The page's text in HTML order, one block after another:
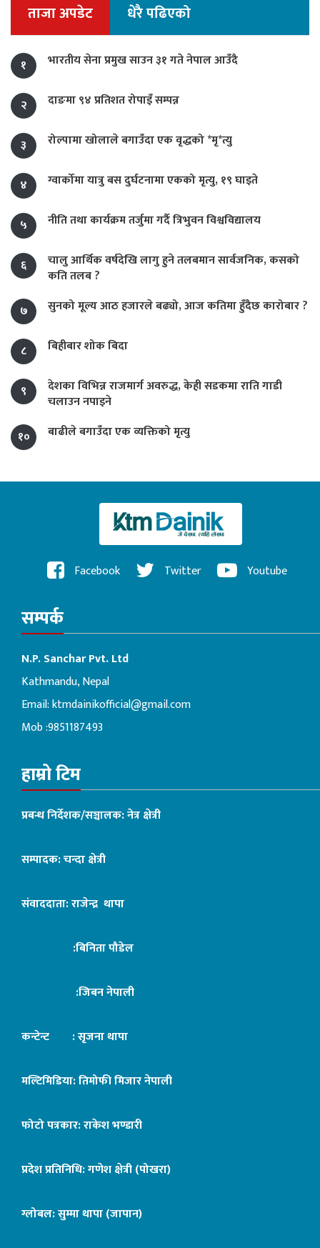
ताजा अपडेट धेरै पढिएको
१ भारतीय सेना प्रमुख साउन ३१ गते नेपाल आउँदै
२ दाङमा ९४ प्रतिशत रोपाइँ सम्पन्न
३ रोल्पामा खोलाले बगाउँदा एक वृद्धको *मृ*त्यु
४ ग्वार्कोमा यात्रु बस दुर्घटनामा एकको मृत्यु, १९ घाइते
५ नीति तथा कार्यक्रम तर्जुमा गर्दै त्रिभुवन विश्वविद्यालय
६
चालु आर्थिक वर्षदेखि लागु हुने तलबमान सार्वजनिक, कसको
कति तलब ?
७
सुनको मूल्य आठ हजारले बढ्यो, आज कतिमा हुँदैछ कारोबार ?
८ बिहीबार शोक बिदा
९
देशका विभिन्न राजमार्ग अवरुद्ध, केही सडकमा राति गाडी
चलाउन नपाइने
१०
बाढीले बगाउँदा एक व्यक्तिको मृत्यु
Facebook Twitter Youtube
सम्पर्क
N.P. Sanchar Pvt. Ltd
Kathmandu, Nepal
Email:ktmdainikofficial@gmail.com
Mob :9851187493
हाम्रो टिम
प्रबन्ध निर्देशक/सञ्चालक: नेत्र क्षेत्री
सम्पादक: चन्दा क्षेत्री
संवाददाता: राजेन्द्र थापा
:बिनिता पौडेल
:जिबन नेपाली
कन्टेन्ट : सृजना थापा
मल्टिमिडिया: तिमोफी मिजार नेपाली
फोटो पत्रकार: राकेश भण्डारी
प्रदेश प्रतिनिधि: गणेश क्षेत्री (पोखरा)
ग्लोबल: सुम्मा थापा (जापान)